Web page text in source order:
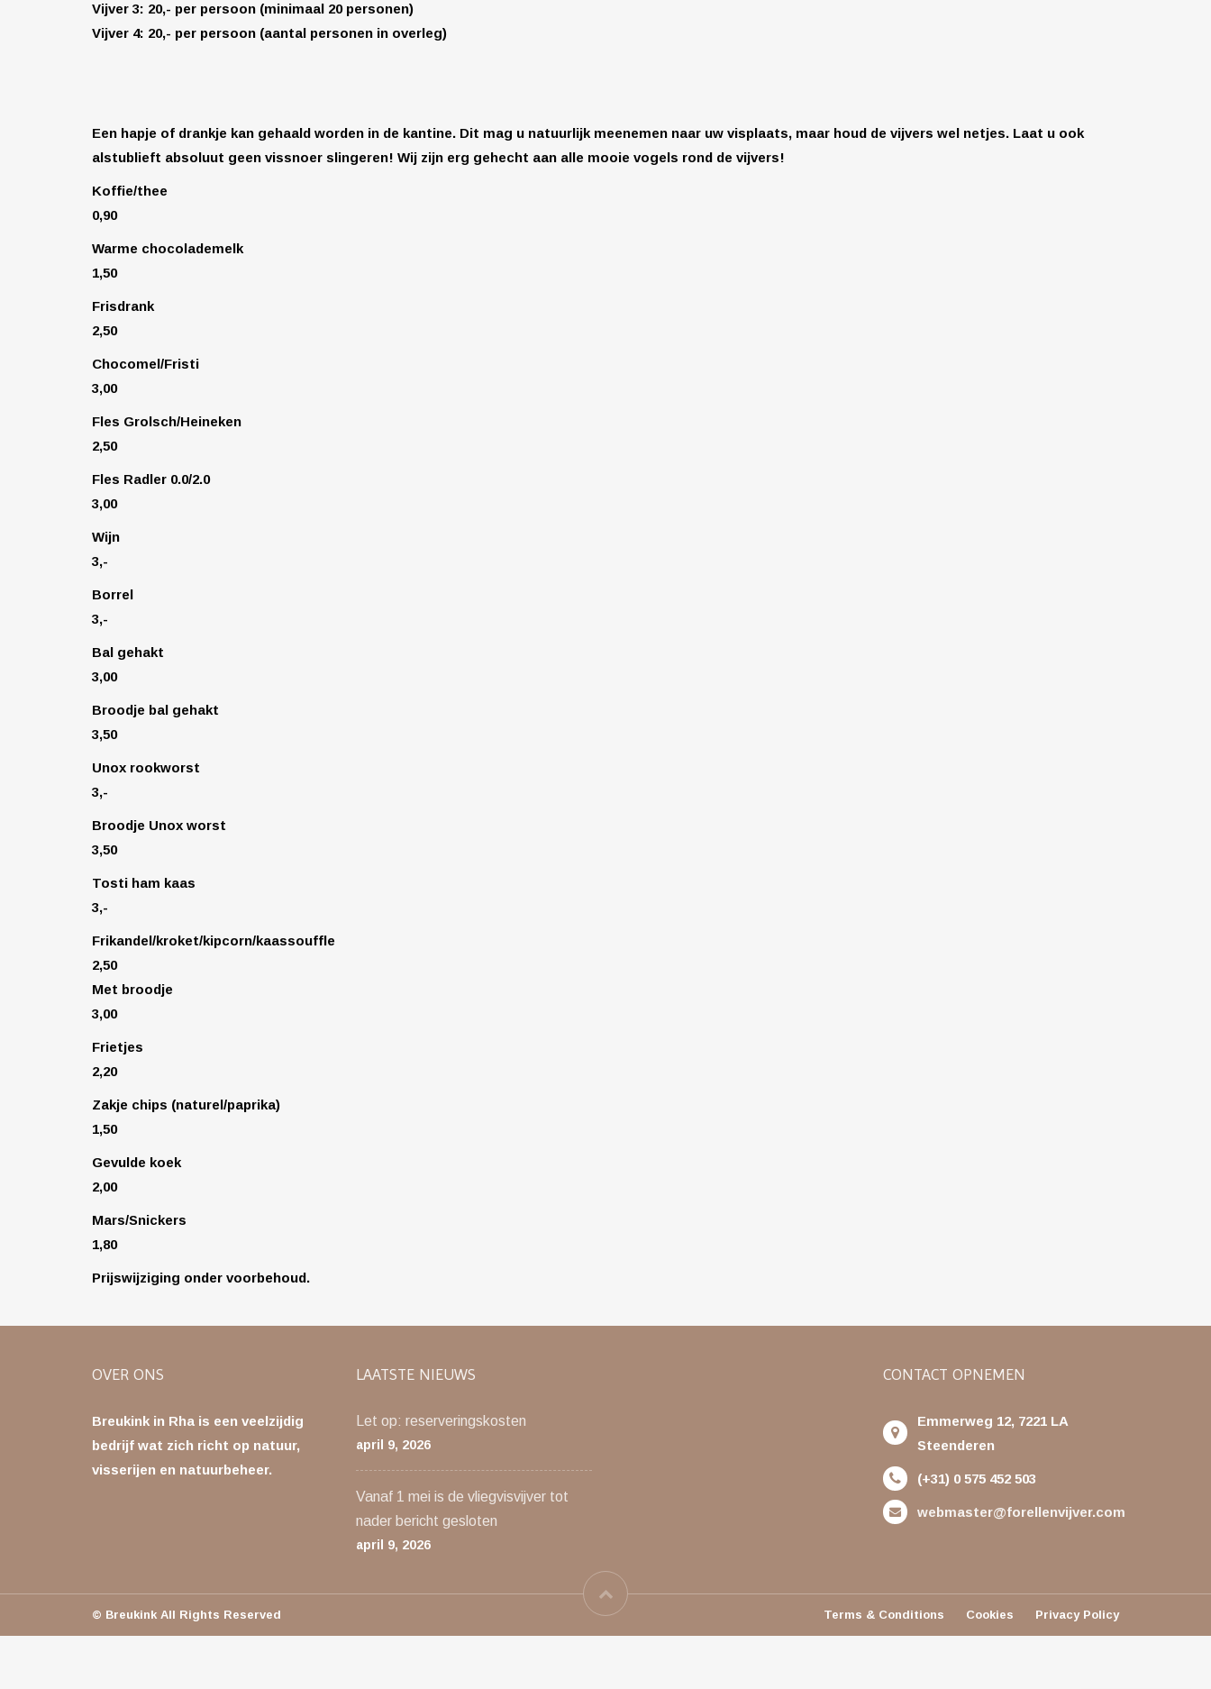
Vijver 3: 20,- per persoon (minimaal 20 personen)
Vijver 4: 20,- per persoon (aantal personen in overleg)
Een hapje of drankje kan gehaald worden in de kantine. Dit mag u natuurlijk meenemen naar uw visplaats, maar houd de vijvers wel netjes. Laat u ook
alstublieft absoluut geen vissnoer slingeren! Wij zijn erg gehecht aan alle mooie vogels rond de vijvers!
Koffie/thee
0,90
Warme chocolademelk
1,50
Frisdrank
2,50
Chocomel/Fristi
3,00
Fles Grolsch/Heineken
2,50
Fles Radler 0.0/2.0
3,00
Wijn
3,-
Borrel
3,-
Bal gehakt
3,00
Broodje bal gehakt
3,50
Unox rookworst
3,-
Broodje Unox worst
3,50
Tosti ham kaas
3,-
Frikandel/kroket/kipcorn/kaassouffle
2,50
Met broodje
3,00
Frietjes
2,20
Zakje chips (naturel/paprika)
1,50
Gevulde koek
2,00
Mars/Snickers
1,80
Prijswijziging onder voorbehoud.
OVER ONS
Breukink in Rha is een veelzijdig
bedrijf wat zich richt op natuur,
visserijen en natuurbeheer.
LAATSTE NIEUWS
Let op: reserveringskosten
april 9, 2026
Vanaf 1 mei is de vliegvisvijver tot
nader bericht gesloten
april 9, 2026
CONTACT OPNEMEN
Emmerweg 12, 7221 LA
Steenderen
(+31) 0 575 452 503
webmaster@forellenvijver.com
© Breukink All Rights Reserved Terms & Conditions Cookies Privacy Policy